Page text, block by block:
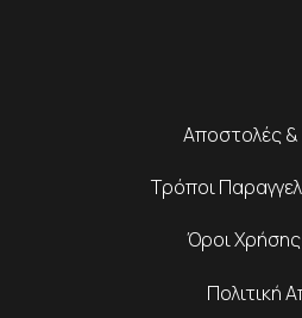
Αποστολές
Τρόποι
Όροι
Πολιτική